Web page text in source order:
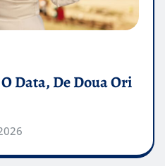
Data, De Doua Ori